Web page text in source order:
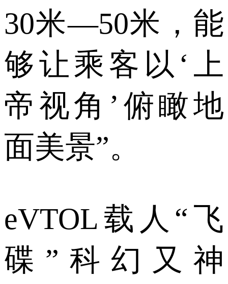
30米—50米，能
够让乘客以‘上
帝视角’俯瞰地
面美景”。
eVTOL载人“飞
碟”科幻又神